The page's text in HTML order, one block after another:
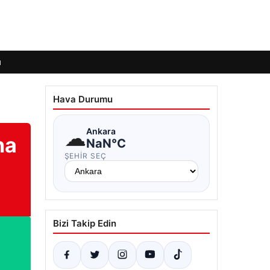
Hava Durumu
☁Ankara
NaN°C
ŞEHIR SEÇ
Bizi Takip Edin